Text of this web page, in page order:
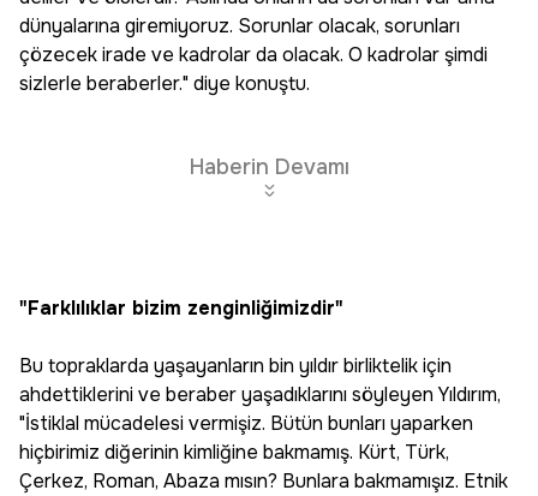
dünyalarına giremiyoruz. Sorunlar olacak, sorunları
çözecek irade ve kadrolar da olacak. O kadrolar şimdi
sizlerle beraberler." diye konuştu.
Haberin Devamı
"Farklılıklar bizim zenginliğimizdir"
Bu topraklarda yaşayanların bin yıldır birliktelik için
ahdettiklerini ve beraber yaşadıklarını söyleyen Yıldırım,
"İstiklal mücadelesi vermişiz. Bütün bunları yaparken
hiçbirimiz diğerinin kimliğine bakmamış. Kürt, Türk,
Çerkez, Roman, Abaza mısın? Bunlara bakmamışız. Etnik